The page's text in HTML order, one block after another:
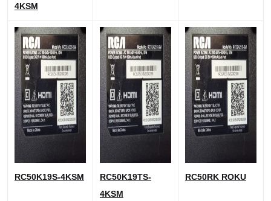
4KSM
RC50K19S-4KSM
RC50K19TS-
4KSM
RC50RK ROKU